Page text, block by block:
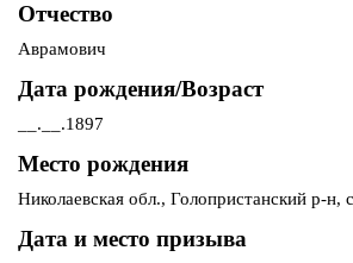
Отчество
Аврамович
Дата рождения/Возраст
__.__.1897
Место рождения
Николаевская обл., Голопристанский р-н,
Дата и место призыва